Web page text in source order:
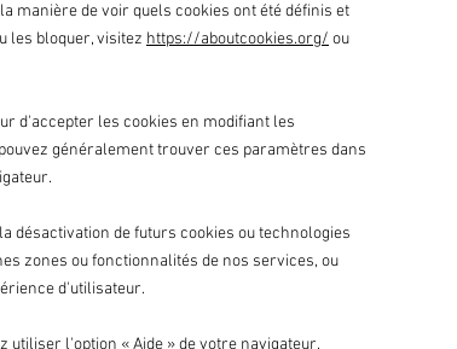
manière de voir quels cookies ont été définis et
les bloquer, visitez https://aboutcookies.org/ ou
d'accepter les cookies en modifiant les
généralement trouver ces paramètres dans
désactivation de futurs cookies ou technologies
zones ou fonctionnalités de nos services, ou
d'utilisateur.
utiliser l'option «Aide »de votre navigateur.